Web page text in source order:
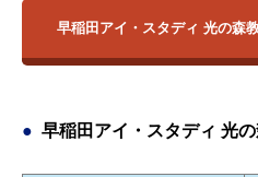
早稲田アイ・スタディ 光の森
早稲田アイ・スタディ 光